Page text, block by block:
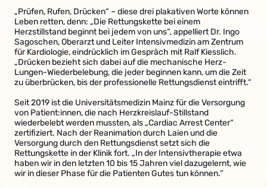
„Prüfen, Rufen, Drücken“ – diese drei plakativen Worte können
Leben retten, denn: „Die Rettungskette bei einem
Herzstillstand beginnt bei jedem von uns“, appelliert Dr. Ingo
Sagoschen, Oberarzt und Leiter Intensivmedizin am Zentrum
für Kardiologie, eindrücklich im Gespräch mit Ralf Kiesslich.
„Drücken bezieht sich dabei auf die mechanische Herz-
Lungen-Wiederbelebung, die jeder beginnen kann, um die Zeit
zu überbrücken, bis der professionelle Rettungsdienst eintrifft.“
Seit 2019 ist die Universitätsmedizin Mainz für die Versorgung
von Patient:innen, die nach Herzkreislauf-Stillstand
wiederbelebt werden mussten, als „Cardiac Arrest Center“
zertifiziert. Nach der Reanimation durch Laien und die
Versorgung durch den Rettungsdienst setzt sich die
Rettungskette in der Klinik fort. „In der Intensivtherapie etwa
haben wir in den letzten 10 bis 15 Jahren viel dazugelernt, wie
wir in dieser Phase für die Patienten Gutes tun können.“